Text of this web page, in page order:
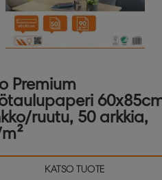
Premium
ruutu, 50 arkkia,
KATSO TUOTE